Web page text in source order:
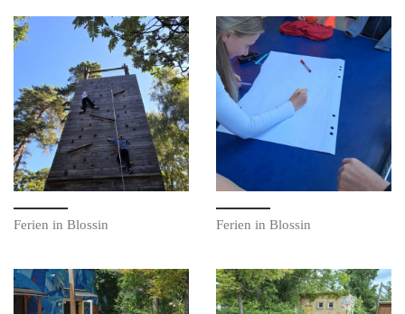
Ferien in Blossin Ferien in Blossin